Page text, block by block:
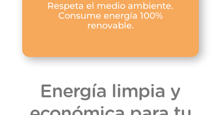
Respeta el medio ambiente.
Consume energía 100%
renovable.
Energía limpia y